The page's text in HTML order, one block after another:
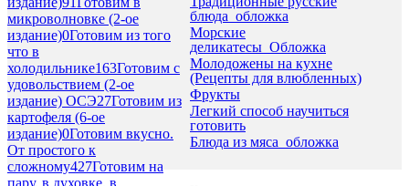
микроволновке (2-ое
издание)0Готовим из того
что в
холодильнике163Готовим с
удовольствием (2-ое
издание) ОСЭ27Готовим из
картофеля (6-ое
издание)0Готовим вкусно.
От простого к
сложному427Готовим на
блюда_обложка
Морские
деликатесы_Обложка
Молодожены на кухне
(Рецепты для влюбленных)
Фрукты
Легкий способ научиться
готовить
Блюда из мяса_обложка